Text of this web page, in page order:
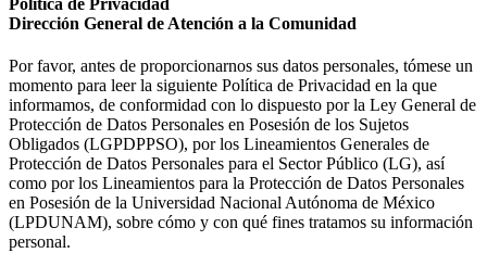
Política de Privacidad
Dirección General de Atención a la Comunidad
Por favor, antes de proporcionarnos sus datos personales, tómese un
momento para leer la siguiente Política de Privacidad en la que
informamos, de conformidad con lo dispuesto por la Ley General de
Protección de Datos Personales en Posesión de los Sujetos
Obligados (LGPDPPSO), por los Lineamientos Generales de
Protección de Datos Personales para el Sector Público (LG), así
como por los Lineamientos para la Protección de Datos Personales
en Posesión de la Universidad Nacional Autónoma de México
(LPDUNAM), sobre cómo y con qué fines tratamos su información
personal.